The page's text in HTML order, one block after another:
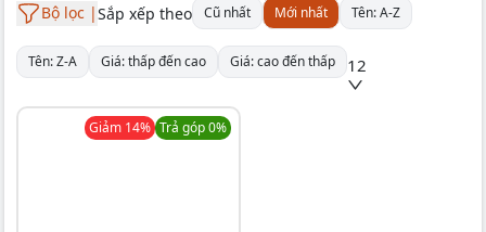
Bộ lọc |Sắp xếp theo Cũ nhất Mới nhất Tên: A-Z
Tên: Z-A Giá: thấp đến cao Giá: cao đến thấp 12
Giảm 14% Trả góp 0%